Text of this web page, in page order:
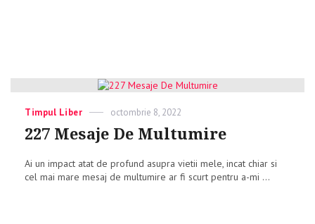
Categories
Timpul Liber
Posted
octombrie 8, 2022
227 Mesaje De Multumire
Ai un impact atat de profund asupra vietii mele, incat chiar si
cel mai mare mesaj de multumire ar fi scurt pentru a-mi ...